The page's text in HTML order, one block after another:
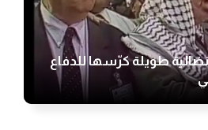
طويلة كرّسها للدفاع